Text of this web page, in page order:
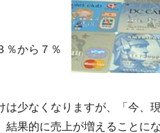
％から７％
少なくなりますが、「今、
果的に売上が増えることに